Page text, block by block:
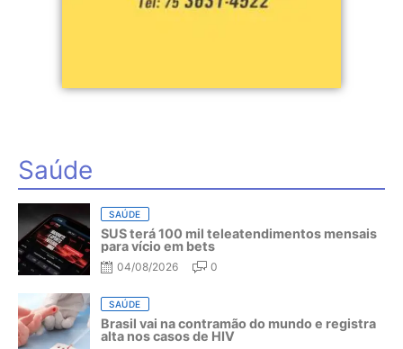
Saúde
SAÚDE
SUS terá 100 mil teleatendimentos mensais
para vício em bets
04/08/2026 0
SAÚDE
Brasil vai na contramão do mundo e registra
alta nos casos de HIV